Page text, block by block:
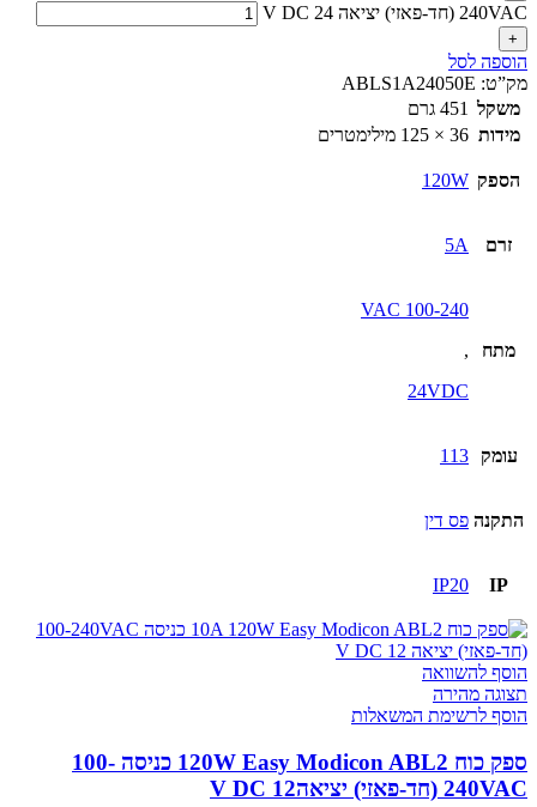
240VAC (חד-פאזי) יציאה 24 V DC
הוספה לסל
מק”ט: ABLS1A24050E
משקל 451 גרם
מידות 36 × 125 מילימטרים
הספק 120W
זרם 5A
מתח
100-240 VAC
,
24VDC
עומק 113
התקנה פס דין
IP
IP20
הוסף להשוואה
תצוגה מהירה
הוסף לרשימת המשאלות
ספק כוח 120W Easy Modicon ABL2 כניסה 100-
240VAC (חד-פאזי) יציאה12 V DC